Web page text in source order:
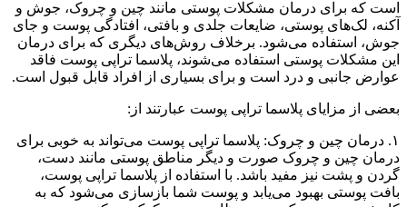
است که برای درمان مشکلات پوستی مانند چین و چروک، جوش و
آکنه، لک‌های پوستی، ضایعات جلدی و بافتی، افتادگی پوست و جای
جوش، استفاده می‌شود. برخلاف روش‌های دیگری که برای درمان
این مشکلات پوستی استفاده می‌شوند، پلاسما تراپی پوست فاقد
عوارض جانبی و درد است و برای بسیاری از افراد قابل قبول است.
بعضی از مزایای پلاسما تراپی پوست عبارتند از:
۱. درمان چین و چروک: پلاسما تراپی پوست می‌تواند به خوبی برای
درمان چین و چروک صورت و دیگر مناطق پوستی مانند دست،
گردن و پشت نیز مفید باشد. با استفاده از پلاسما تراپی پوست،
بافت پوستی بهبود می‌یابد و پوست شما بازسازی می‌شود که به